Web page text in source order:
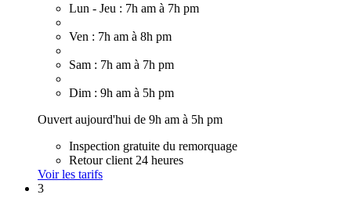
Lun - Jeu : 7h am à 7h pm
Ven : 7h am à 8h pm
Sam : 7h am à 7h pm
Dim : 9h am à 5h pm
Ouvert aujourd'hui de 9h am à 5h pm
Inspection gratuite du remorquage
Retour client 24 heures
Voir les tarifs
3